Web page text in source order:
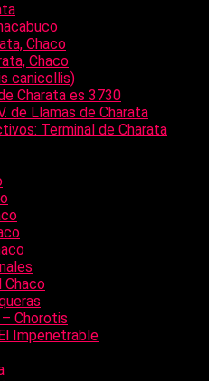
Chaco
Chaco
canicollis)
Charata es 3730
de Llamas de Charata
Terminal de Charata
Chaco
Chorotis
Impenetrable